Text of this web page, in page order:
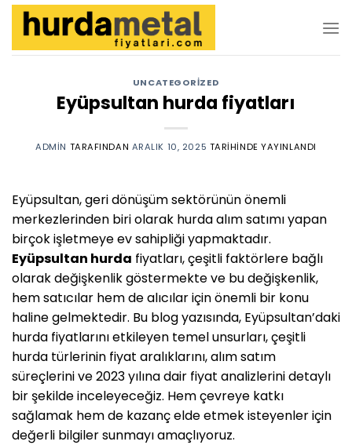
İçeriğe
UNCATEGORIZED
Eyüpsultan hurda fiyatları
ADMIN TARAFINDAN ARALIK 10, 2025 TARIHINDE YAYINLANDI
Eyüpsultan, geri dönüşüm sektörünün önemli
merkezlerinden biri olarak hurda alım satımı yapan
birçok işletmeye ev sahipliği yapmaktadır.
Eyüpsultan hurda fiyatları, çeşitli faktörlere bağlı
olarak değişkenlik göstermekte ve bu değişkenlik,
hem satıcılar hem de alıcılar için önemli bir konu
haline gelmektedir. Bu blog yazısında, Eyüpsultan’daki
hurda fiyatlarını etkileyen temel unsurları, çeşitli
hurda türlerinin fiyat aralıklarını, alım satım
süreçlerini ve 2023 yılına dair fiyat analizlerini detaylı
bir şekilde inceleyeceğiz. Hem çevreye katkı
sağlamak hem de kazanç elde etmek isteyenler için
değerli bilgiler sunmayı amaçlıyoruz.